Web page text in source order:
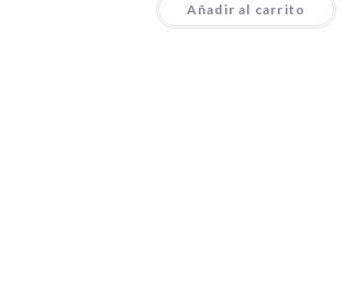
Añadir al carrito